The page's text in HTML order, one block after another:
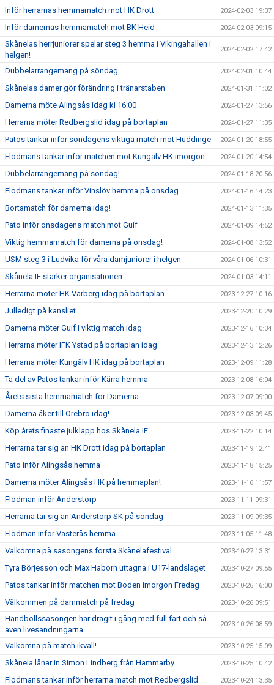
Inför herrarnas hemmamatch mot HK Drott 2024-02-03 19:37
Inför damernas hemmamatch mot BK Heid 2024-02-03 09:15
Skånelas herrjuniorer spelar steg 3 hemma i Vikingahallen i
helgen!
2024-02-02 17:42
Dubbelarrangemang på söndag 2024-02-01 10:44
Skånelas damer gör förändring i tränarstaben 2024-01-31 11:02
Damerna möte Alingsås idag kl 16:00 2024-01-27 13:56
Herrarna möter Redbergslid idag på bortaplan 2024-01-27 11:35
Patos tankar inför söndagens viktiga match mot Huddinge 2024-01-20 18:55
Flodmans tankar inför matchen mot Kungälv HK imorgon 2024-01-20 14:54
Dubbelarrangemang på söndag! 2024-01-18 20:56
Flodmans tankar inför Vinslöv hemma på onsdag 2024-01-16 14:23
Bortamatch för damerna idag! 2024-01-13 11:35
Pato inför onsdagens match mot Guif 2024-01-09 14:52
Viktig hemmamatch för damerna på onsdag! 2024-01-08 13:52
USM steg 3 i Ludvika för våra damjuniorer i helgen 2024-01-06 10:31
Skånela IF stärker organisationen 2024-01-03 14:11
Herrarna möter HK Varberg idag på bortaplan 2023-12-27 10:16
Julledigt på kansliet 2023-12-20 10:29
Damerna möter Guif i viktig match idag 2023-12-16 10:34
Herrarna möter IFK Ystad på bortaplan idag 2023-12-13 12:26
Herrarna möter Kungälv HK idag på bortaplan 2023-12-09 11:28
Ta del av Patos tankar inför Kärra hemma 2023-12-08 16:04
Årets sista hemmamatch för Damerna 2023-12-07 09:00
Damerna åker till Örebro idag! 2023-12-03 09:45
Köp årets finaste julklapp hos Skånela IF 2023-11-22 10:14
Herrarna tar sig an HK Drott idag på bortaplan 2023-11-19 12:41
Pato inför Alingsås hemma 2023-11-18 15:25
Damerna möter Alingsås HK på hemmaplan! 2023-11-16 11:57
Flodman inför Anderstorp 2023-11-11 09:31
Herrarna tar sig an Anderstorp SK på söndag 2023-11-09 09:35
Flodman inför Västerås hemma 2023-11-05 11:48
Välkomna på säsongens första Skånelafestival 2023-10-27 13:31
Tyra Börjesson och Max Haborn uttagna i U17-landslaget 2023-10-27 09:55
Patos tankar inför matchen mot Boden imorgon Fredag 2023-10-26 16:00
Välkommen på dammatch på fredag 2023-10-26 09:51
Handbollssäsongen har dragit i gång med full fart och så
även livesändningarna.
2023-10-26 08:59
Välkomna på match ikväll! 2023-10-25 15:09
Skånela lånar in Simon Lindberg från Hammarby 2023-10-25 10:42
Flodmans tankar inför herrarna match mot Redbergslid 2023-10-24 13:35